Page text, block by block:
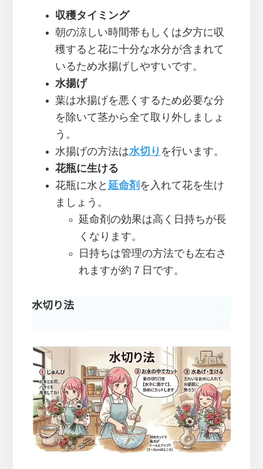
収穫タイミング
朝の涼しい時間帯もしくは夕方に収
穫すると花に十分な水分が含まれて
いるため水揚げしやすいです。
水揚げ
葉は水揚げを悪くするため必要な分
を除いて茎から全て取り外しましょ
う。
水揚げの方法は水切り を行います。
花瓶に生ける
花瓶に水と 延命剤 を入れて花を生け
ましょう。
延命剤の効果は高く日持ちが長
くなります。
日持ちは管理の方法でも左右さ
れますが約７日です。
水切り法